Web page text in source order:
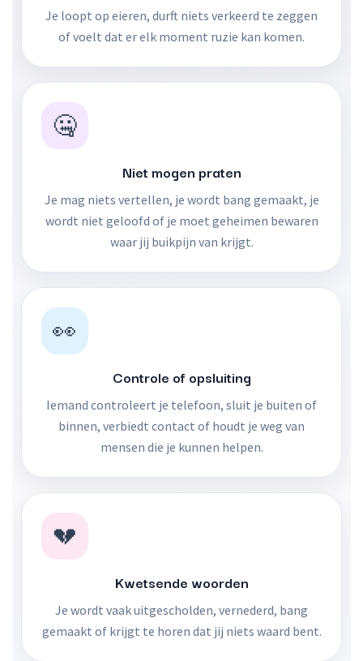
Je loopt op eieren, durft niets verkeerd te zeggen
of voelt dat er elk moment ruzie kan komen.
🤐
Niet mogen praten
Je mag niets vertellen, je wordt bang gemaakt, je
wordt niet geloofd of je moet geheimen bewaren
waar jij buikpijn van krijgt.
👀
Controle of opsluiting
Iemand controleert je telefoon, sluit je buiten of
binnen, verbiedt contact of houdt je weg van
mensen die je kunnen helpen.
💔
Kwetsende woorden
Je wordt vaak uitgescholden, vernederd, bang
gemaakt of krijgt te horen dat jij niets waard bent.